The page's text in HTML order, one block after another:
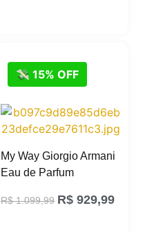
💸 15% OFF
My Way Giorgio Armani
Eau de Parfum
R$1.099,99 R$ 929,99